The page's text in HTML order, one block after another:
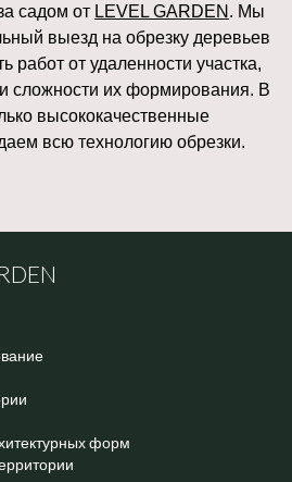
садом от LEVEL GARDEN . Мы
выезд на обрезку деревьев
работ от удаленности участка,
сложности их формирования. В
высококачественные
всю технологию обрезки.
форм